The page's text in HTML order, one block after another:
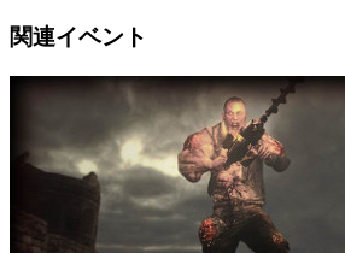
関連イベント